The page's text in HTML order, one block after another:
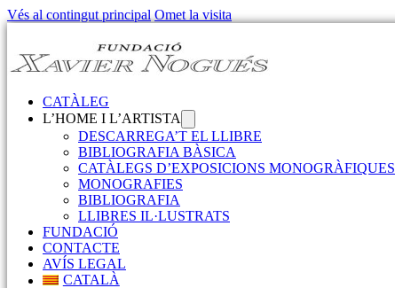
Vés al contingut principal Omet la visita
CATÀLEG
L’HOME I L’ARTISTA
DESCARREGA’T EL LLIBRE
BIBLIOGRAFIA BÀSICA
CATÀLEGS D’EXPOSICIONS MONOGRÀFIQUES
MONOGRAFIES
BIBLIOGRAFIA
LLIBRES IL·LUSTRATS
FUNDACIÓ
CONTACTE
AVÍS LEGAL
CATALÀ